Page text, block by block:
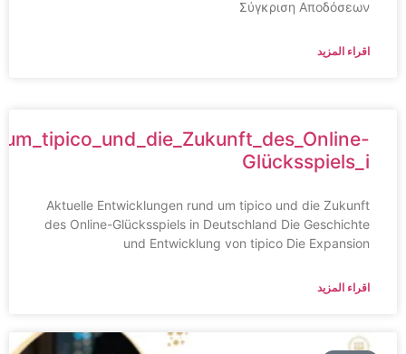
Σύγκριση Αποδόσεων
اقراء المزيد
Glücksspiels_i
Aktuelle Entwicklungen rund um tipico und die Zukunft
des Online-Glücksspiels in Deutschland Die Geschichte
und Entwicklung von tipico Die Expansion
اقراء المزيد